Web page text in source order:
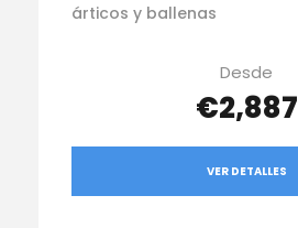
árticos y ballenas
Desde
€2,887
VER DETALLES